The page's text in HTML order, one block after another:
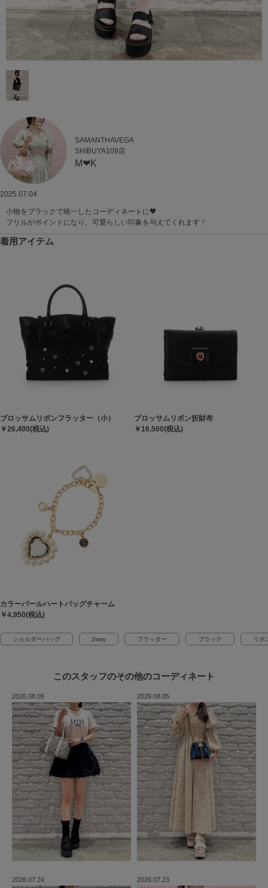
SAMANTHAVEGA
SHIBUYA109店
M‪‪❤︎‬K
2025.07.04
小物をブラックで統一したコーディネートに🖤
フリルがポイントになり、可愛らしい印象を与えてくれます！
着用アイテム
ブロッサムリボンフラッター（小）
￥26,400(税込)
ブロッサムリボン折財布
￥16,500(税込)
カラーパールハートバッグチャーム
￥4,950(税込)
ショルダーバッグ 2way フラッター ブラック リボ
このスタッフのその他のコーディネート
2026.08.05 2026.08.05
2026.07.24 2026.07.23